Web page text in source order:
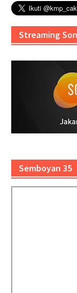
Streaming
Semboyan 35